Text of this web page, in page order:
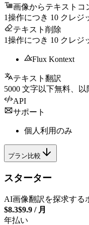
画像からテキストコ
1操作につき 10 クレジ
テキスト削除
1操作につき 10 クレジ
Flux Kontext
テキスト翻訳
5000 文字以下無料、以
API
サポート
個人利用のみ
プラン比較
スターター
AI画像翻訳を探求する
$8.3$9.9 / 月
年払い